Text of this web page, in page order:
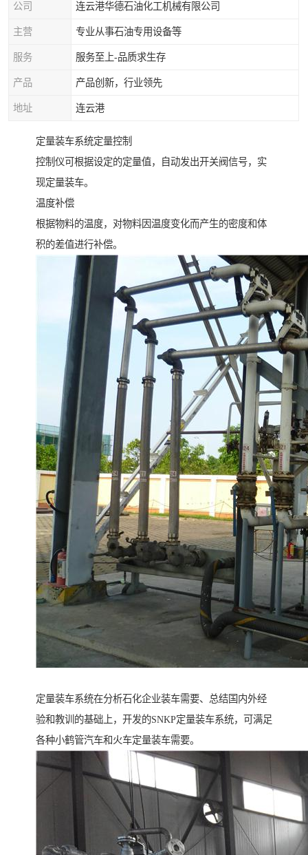
公司 连云港华德石油化工机械有限公司
主营 专业从事石油专用设备等
服务 服务至上-品质求生存
产品 产品创新，行业领先
地址 连云港
定量装车系统定量控制
控制仪可根据设定的定量值，自动发出开关阀信号，实
现定量装车。
温度补偿
根据物料的温度，对物料因温度变化而产生的密度和体
积的差值进行补偿。
定量装车系统在分析石化企业装车需要、总结国内外经
验和教训的基础上，开发的SNKP定量装车系统，可满足
各种小鹤管汽车和火车定量装车需要。